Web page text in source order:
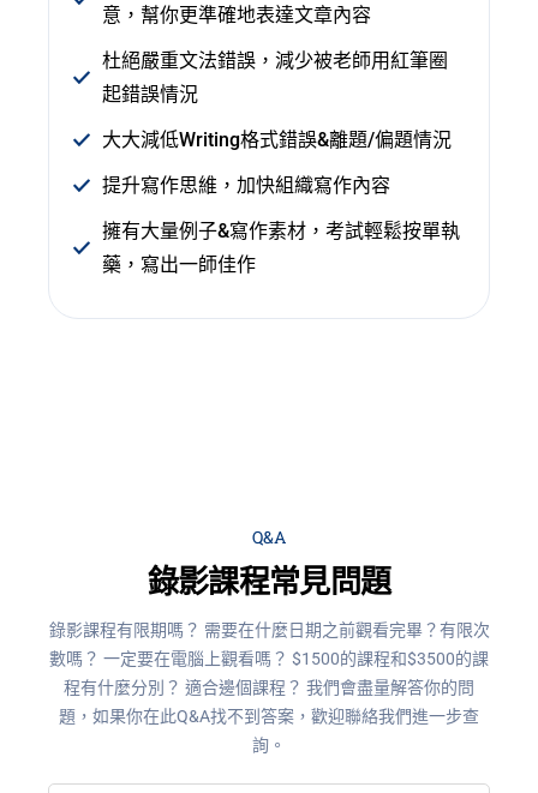
意，幫你更準確地表達文章內容
杜絕嚴重文法錯誤，減少被老師用紅筆圈
起錯誤情況
大大減低Writing格式錯誤&離題/偏題情況
提升寫作思維，加快組織寫作內容
擁有大量例子&寫作素材，考試輕鬆按單執
藥，寫出一師佳作
Q&A
錄影課程常見問題
錄影課程有限期嗎？ 需要在什麼日期之前觀看完畢？有限次
數嗎？ 一定要在電腦上觀看嗎？ $1500的課程和$3500的課
程有什麼分別？ 適合邊個課程？ 我們會盡量解答你的問
題，如果你在此Q&A找不到答案，歡迎聯絡我們進一步查
詢。